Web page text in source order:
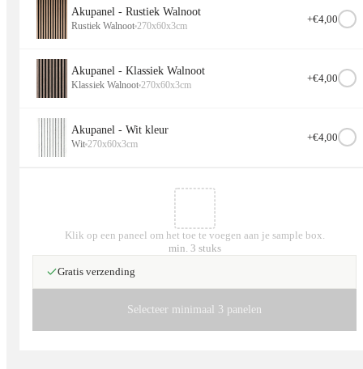
Klik op een paneel om het toe te voegen aan je sample box.
min. 3 stuks
Gratis verzending
Selecteer minimaal 3 panelen
Akupanel - Rustiek Walnoot
Rustiek Walnoot 270x60x3cm
+€4,00
Akupanel - Klassiek Walnoot
Klassiek Walnoot 270x60x3cm
+€4,00
Akupanel - Wit kleur
Wit 270x60x3cm
+€4,00